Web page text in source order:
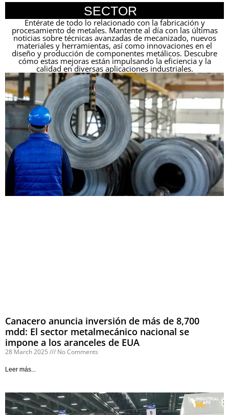
SECTOR
Entérate de todo lo relacionado con la fabricación y
procesamiento de metales. Mantente al día con las últimas
noticias sobre técnicas avanzadas de mecanizado, nuevos
materiales y herramientas, así como innovaciones en el
diseño y producción de componentes metálicos. Descubre
cómo estas mejoras están impulsando la eficiencia y la
calidad en diversas aplicaciones industriales.
Canacero anuncia inversión de más de 8,700
mdd: El sector metalmecánico nacional se
impone a los aranceles de EUA
28 March 2025 No Comments
Leer más...